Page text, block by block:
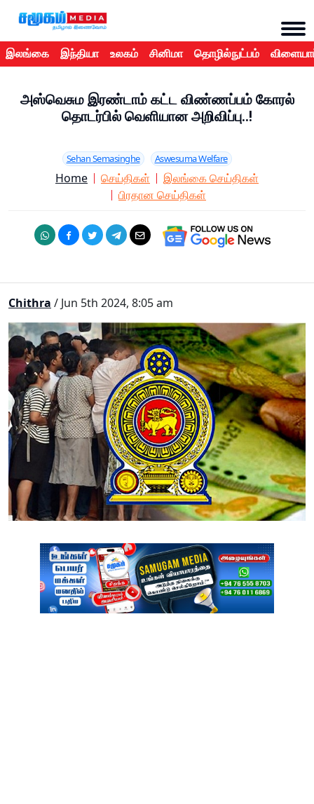
இலங்கை இந்தியா உலகம் சினிமா தொழில்நுட்பம்
அஸ்வெசும இரண்டாம் கட்ட விண்ணப்பம் கோரல்
தொடர்பில் வெளியான அறிவிப்பு..!
Sehan Semasinghe Aswesuma Welfare
Home செய்திகள்
இலங்கை செய்திகள்
பிரதான செய்திகள்
Chithra / Jun 5th 2024, 8:05 am